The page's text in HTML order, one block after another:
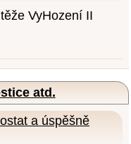
VyHození II
atd.
a úspěšně